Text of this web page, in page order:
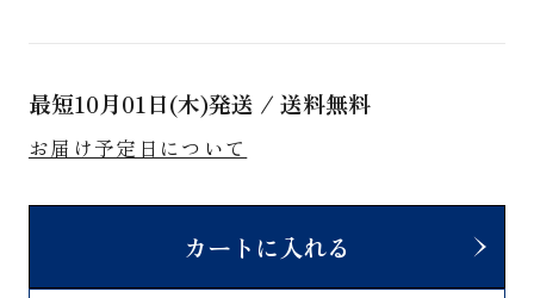
最短10月01日(木)発送 / 送料無料
お届け予定日について
カートに入れる